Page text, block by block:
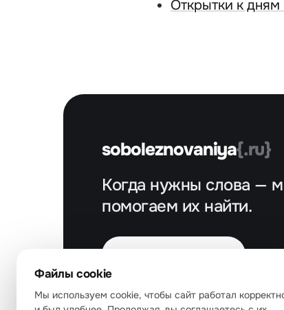
Открытки к
soboleznovaniya{.ru}
Когда нужны слова —
помогаем их найти.
info@soboleznovaniya.ru
Файлы cookie
Мы используем cookie, чтобы сайт работал